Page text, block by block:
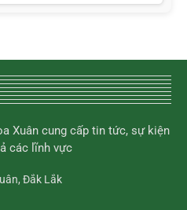
Xuân cung cấp tin tức, sự kiện
các lĩnh vực
Đắk Lắk